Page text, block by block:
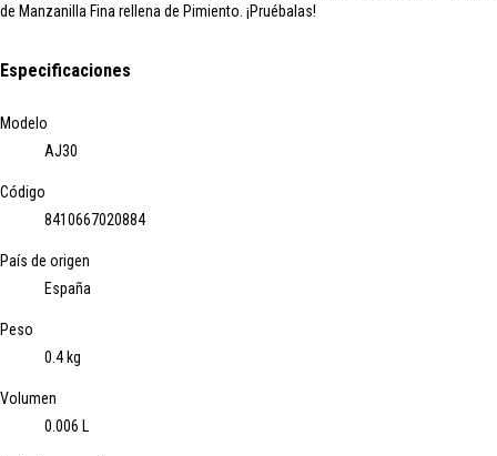
de Manzanilla Fina rellena de Pimiento. ¡Pruébalas!
Especificaciones
Modelo
AJ30
Código
8410667020884
País de origen
España
Peso
0.4 kg
Volumen
0.006 L